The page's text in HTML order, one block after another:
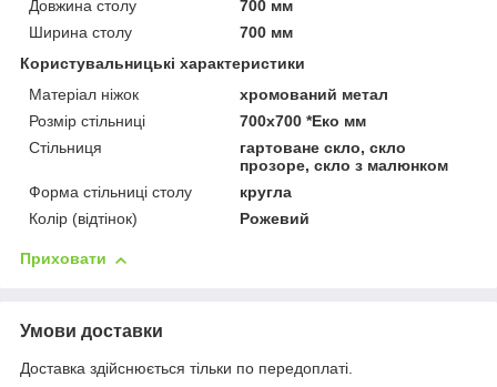
Довжина столу
700 мм
Ширина столу
700 мм
Користувальницькі характеристики
Матеріал ніжок
хромований метал
Розмір стільниці
700х700 *Еко мм
Стільниця
гартоване скло, скло
прозоре, скло з малюнком
Форма стільниці столу
кругла
Колір (відтінок)
Рожевий
Приховати
Умови доставки
Доставка здійснюється тільки по передоплаті.